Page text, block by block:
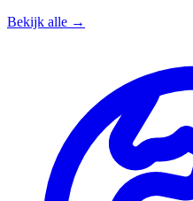
Bekijk alle →